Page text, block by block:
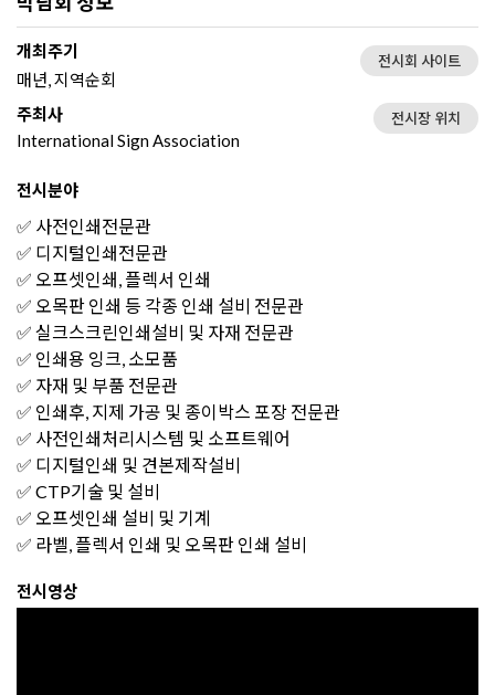
개최주기
매년, 지역순회
전시회 사이트
주최사
International Sign Association
전시장 위치
전시분야
✅ 사전인쇄전문관
✅ 디지털인쇄전문관
✅ 오프셋인쇄, 플렉서 인쇄
✅ 오목판 인쇄 등 각종 인쇄 설비 전문관
✅ 실크스크린인쇄설비 및 자재 전문관
✅ 인쇄용 잉크, 소모품
✅ 자재 및 부품 전문관
✅ 인쇄후, 지제 가공 및 종이박스 포장 전문관
✅ 사전인쇄처리시스템 및 소프트웨어
✅ 디지털인쇄 및 견본제작설비
✅ CTP기술 및 설비
✅ 오프셋인쇄 설비 및 기계
✅ 라벨, 플렉서 인쇄 및 오목판 인쇄 설비
전시영상